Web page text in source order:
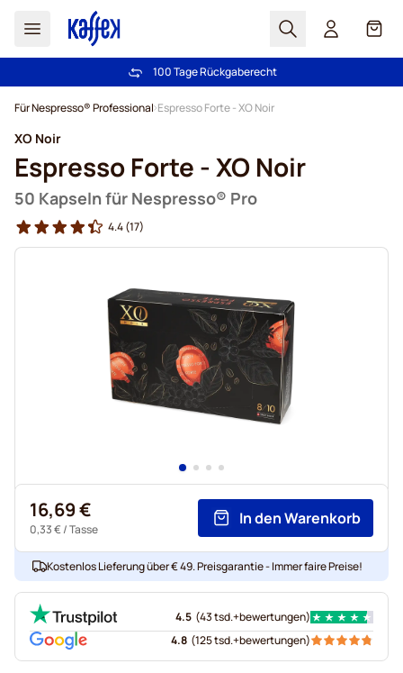
Suchen Cart
Kostenlos Lieferung über € 49
100 Tage Rückgaberecht
Für Nespresso® Professional Espresso Forte - XO Noir
XO Noir
Espresso Forte - XO Noir
50 Kapseln für Nespresso® Pro
4.4(17)
16,69 €
0,33 €/ Tasse
In den Warenkorb
Kostenlos Lieferung über € 49. Preisgarantie - Immer faire Preise!
4.5 (43 tsd.+bewertungen)
4.8 (125 tsd.+bewertungen)